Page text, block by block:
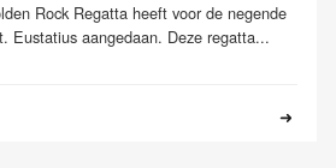
Rock Regatta heeft voor de negende
Eustatius aangedaan. Deze regatta...